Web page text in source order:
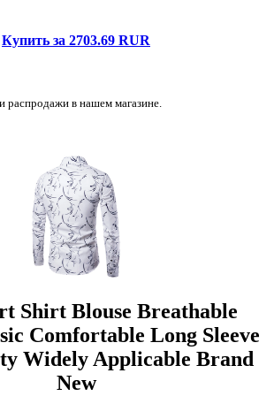
Купить за 2703.69 RUR
распродажи в нашем магазине.
Shirt Blouse Breathable
Comfortable Long Sleeve
Widely Applicable Brand
New